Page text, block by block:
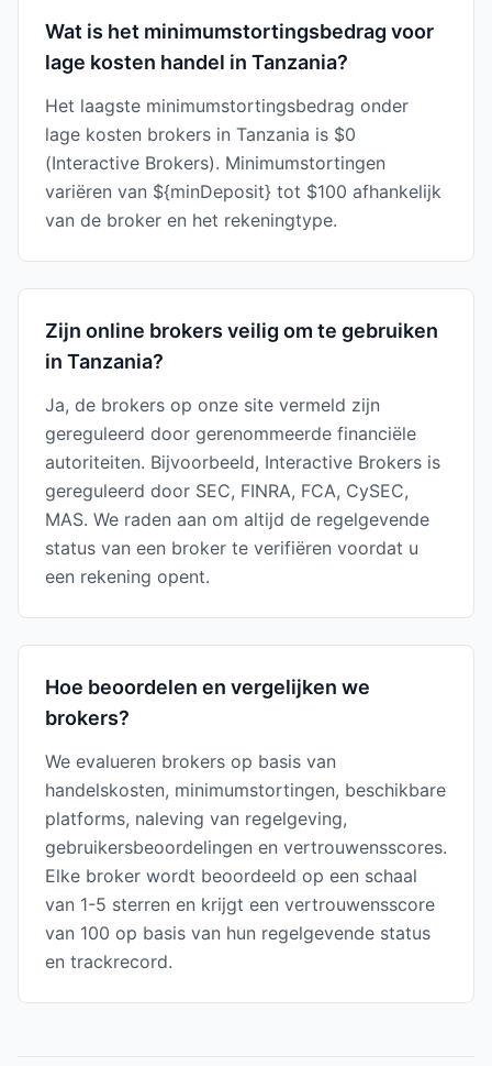
Wat is het minimumstortingsbedrag voor
lage kosten handel in Tanzania?
Het laagste minimumstortingsbedrag onder
lage kosten brokers in Tanzania is $0
(Interactive Brokers). Minimumstortingen
variëren van ${minDeposit} tot $100 afhankelijk
van de broker en het rekeningtype.
Zijn online brokers veilig om te gebruiken
in Tanzania?
Ja, de brokers op onze site vermeld zijn
gereguleerd door gerenommeerde financiële
autoriteiten. Bijvoorbeeld, Interactive Brokers is
gereguleerd door SEC, FINRA, FCA, CySEC,
MAS. We raden aan om altijd de regelgevende
status van een broker te verifiëren voordat u
een rekening opent.
Hoe beoordelen en vergelijken we
brokers?
We evalueren brokers op basis van
handelskosten, minimumstortingen, beschikbare
platforms, naleving van regelgeving,
gebruikersbeoordelingen en vertrouwensscores.
Elke broker wordt beoordeeld op een schaal
van 1-5 sterren en krijgt een vertrouwensscore
van 100 op basis van hun regelgevende status
en trackrecord.